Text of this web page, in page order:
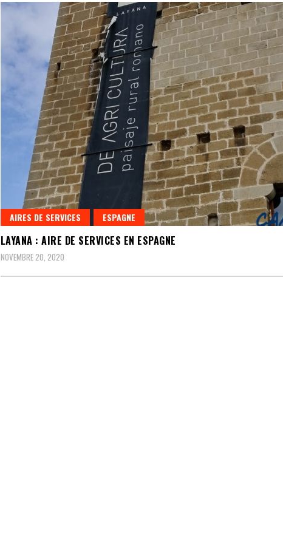
AIRES DE SERVICES ESPAGNE
LAYANA : AIRE DE SERVICES EN ESPAGNE
NOVEMBRE 20, 2020